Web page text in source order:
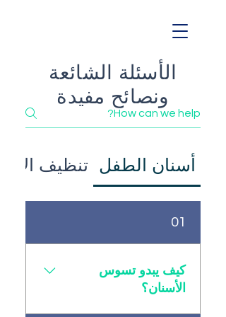
أسنان الطفل تنظيف
01
كيف يبدو تسوس
الأسنان؟
الأسئلة الشائعة
ونصائح مفيدة